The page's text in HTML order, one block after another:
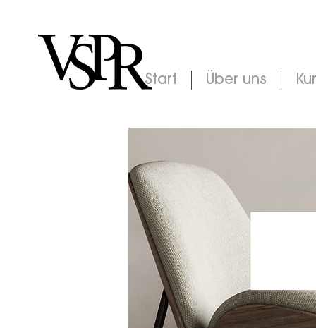
Start Über uns